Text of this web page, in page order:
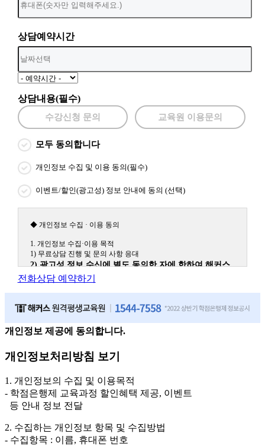
상담예약시간
상담내용(필수)
수강신청 문의 교육원 이용문의
모두 동의합니다
개인정보 수집 및 이용 동의(필수)
이벤트/할인(광고성) 정보 안내에 동의 (선택)
◆ 개인정보 수집 · 이용 동의
1. 개인정보 수집·이용 목적
1) 무료상담 진행 및 문의 사항 응대
2) 광고성 정보 수신에 별도 동의한 자에 한하여 해커스
원격평생교육원을 비롯한 해커스 교육그룹의 새로운 서
(해커스교육그룹: 해커스인강, 해커스프랩, 해커스톡, 해커스중국
원, 해커스경찰, 해커스소방, 해커스공인중개사, 해커스주택관리
사, 해커스편입 등)
2. 개인정보 수집·이용 항목: 이름, 휴대폰번호
3. 개인정보 보유/이용 기간: 법령상 정하는 경우를 제외
하고는 회원탈퇴 시까지 이용 및 보관합니다. 단, 비회원
이거나 상담 시로부터 3년 이내 탈퇴하는 자의 경우, 소
비자 불만 또는 분쟁처리를 위해 3년간 보관합니다.
4. 신청자는 개인정보 수집·이용을 거부할 수 있습니다. 단, 거부의
경우에는 상담 신청이 제한됩니다.
전화상담 예약하기
개인정보 제공에 동의합니다.
개인정보처리방침 보기
1. 개인정보의 수집 및 이용목적
- 학점은행제 교육과정 할인혜택 제공, 이벤트
등 안내 정보 전달
2. 수집하는 개인정보 항목 및 수집방법
- 수집항목 : 이름, 휴대폰 번호